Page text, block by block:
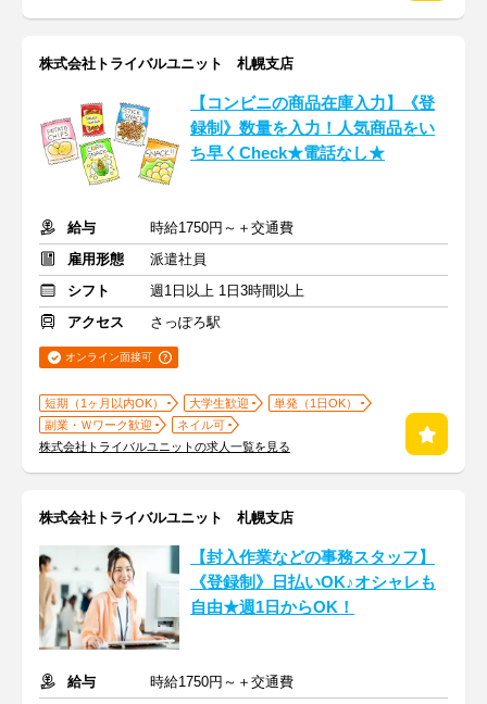
株式会社トライバルユニット 札幌支店
【コンビニの商品在庫入力】《登
録制》数量を入力！人気商品をい
ち早くCheck★電話なし★
給与
時給1750円～＋交通費
雇用形態
派遣社員
シフト
週1日以上 1日3時間以上
アクセス
さっぽろ駅
オンライン面接可
短期（1ヶ月以内OK） 大学生歓迎
単発（1日OK）
副業・Ｗワーク歓迎
ネイル可
株式会社トライバルユニットの求人一覧を見る
株式会社トライバルユニット 札幌支店
【封入作業などの事務スタッフ】
《登録制》日払いOK♪オシャレも
自由★週1日からOK！
給与
時給1750円～＋交通費